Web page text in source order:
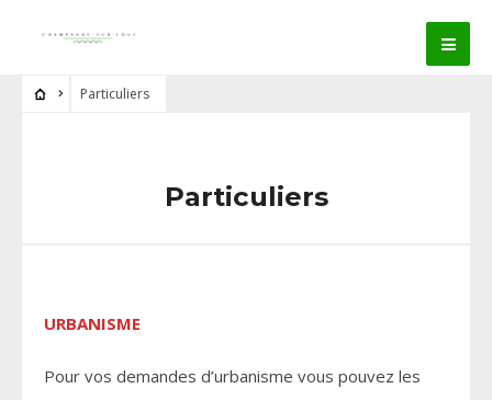
Particuliers
Particuliers
URBANISME
Pour vos demandes d’urbanisme vous pouvez les